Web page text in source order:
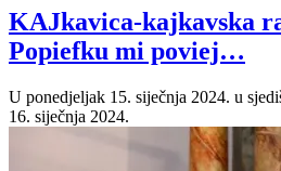
KAJkavica-kajkavska
Popiefku mi poviej…
U ponedjeljak 15. siječnja 2024. u
16. siječnja 2024.